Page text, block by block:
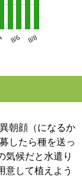
8/6 8/8
朝顔（になるか
したら種を送っ
気候だと水遣り
意して植えよう